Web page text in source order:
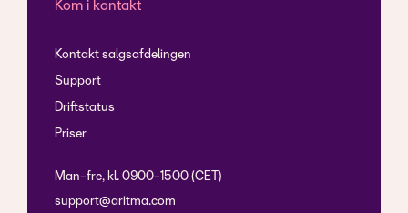
Kom i kontakt
Kontakt salgsafdelingen
Support
Driftstatus
Priser
Man-fre, kl. 0900-1500 (CET)
support@aritma.com